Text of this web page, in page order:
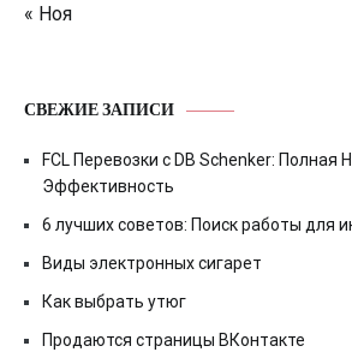
« Ноя
СВЕЖИЕ ЗАПИСИ
FCL Перевозки с DB Schenker: Полная
Эффективность
6 лучших советов: Поиск работы для
Виды электронных сигарет
Как выбрать утюг
Продаются страницы ВКонтакте